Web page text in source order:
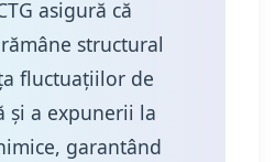
asigură că
structural
fluctuațiilor de
și a expunerii la
garantând